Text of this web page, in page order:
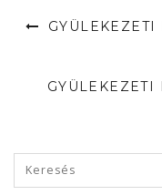
GYÜLEKEZETI